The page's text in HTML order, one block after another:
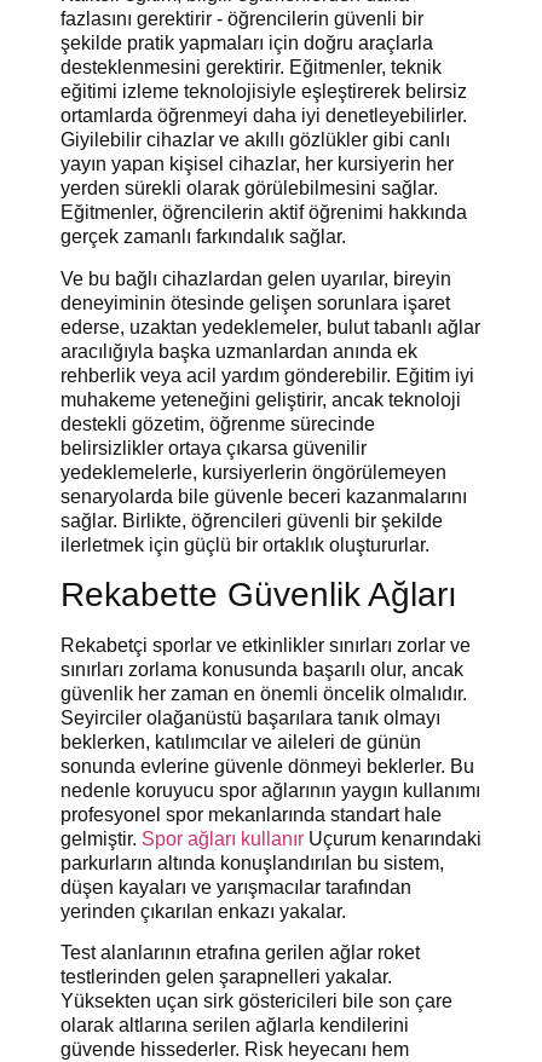
fazlasını gerektirir - öğrencilerin güvenli bir
şekilde pratik yapmaları için doğru araçlarla
desteklenmesini gerektirir. Eğitmenler, teknik
eğitimi izleme teknolojisiyle eşleştirerek belirsiz
ortamlarda öğrenmeyi daha iyi denetleyebilirler.
Giyilebilir cihazlar ve akıllı gözlükler gibi canlı
yayın yapan kişisel cihazlar, her kursiyerin her
yerden sürekli olarak görülebilmesini sağlar.
Eğitmenler, öğrencilerin aktif öğrenimi hakkında
gerçek zamanlı farkındalık sağlar.
Ve bu bağlı cihazlardan gelen uyarılar, bireyin
deneyiminin ötesinde gelişen sorunlara işaret
ederse, uzaktan yedeklemeler, bulut tabanlı ağlar
aracılığıyla başka uzmanlardan anında ek
rehberlik veya acil yardım gönderebilir. Eğitim iyi
muhakeme yeteneğini geliştirir, ancak teknoloji
destekli gözetim, öğrenme sürecinde
belirsizlikler ortaya çıkarsa güvenilir
yedeklemelerle, kursiyerlerin öngörülemeyen
senaryolarda bile güvenle beceri kazanmalarını
sağlar. Birlikte, öğrencileri güvenli bir şekilde
ilerletmek için güçlü bir ortaklık oluştururlar.
Rekabette Güvenlik Ağları
Rekabetçi sporlar ve etkinlikler sınırları zorlar ve
sınırları zorlama konusunda başarılı olur, ancak
güvenlik her zaman en önemli öncelik olmalıdır.
Seyirciler olağanüstü başarılara tanık olmayı
beklerken, katılımcılar ve aileleri de günün
sonunda evlerine güvenle dönmeyi beklerler. Bu
nedenle koruyucu spor ağlarının yaygın kullanımı
profesyonel spor mekanlarında standart hale
gelmiştir. Spor ağları kullanır Uçurum kenarındaki
parkurların altında konuşlandırılan bu sistem,
düşen kayaları ve yarışmacılar tarafından
yerinden çıkarılan enkazı yakalar.
Test alanlarının etrafına gerilen ağlar roket
testlerinden gelen şarapnelleri yakalar.
Yüksekten uçan sirk göstericileri bile son çare
olarak altlarına serilen ağlarla kendilerini
güvende hissederler. Risk heyecanı hem